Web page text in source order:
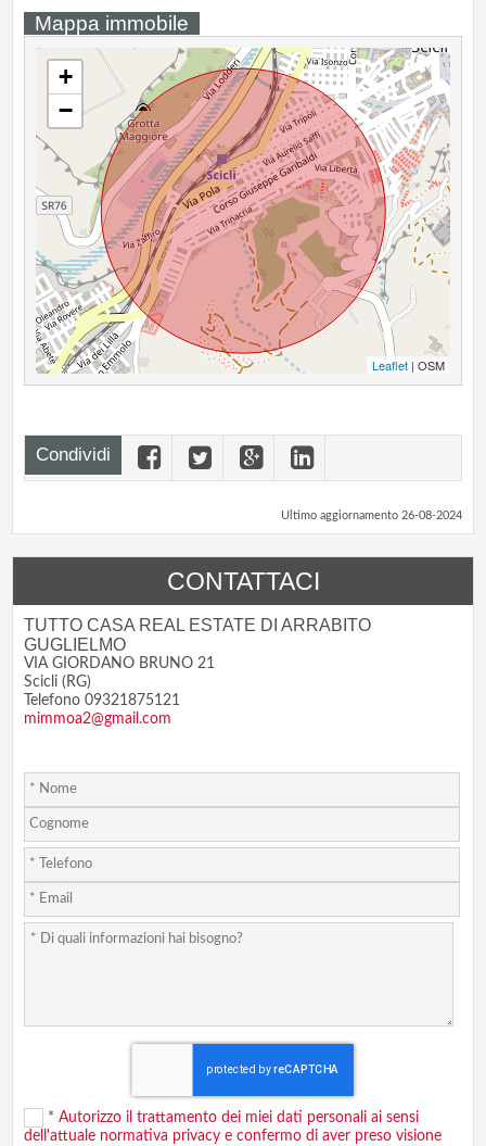
Mappa immobile
+
−
Leaflet| OSM
Condividi
Ultimo aggiornamento 26-08-2024
CONTATTACI
TUTTO CASA REAL ESTATE DI ARRABITO
GUGLIELMO
VIA GIORDANO BRUNO 21
Scicli (RG)
Telefono 09321875121
mimmoa2@gmail.com
*Autorizzo il trattamento dei miei dati personali ai sensi
dell'attuale normativa privacy e confermo di aver preso visione